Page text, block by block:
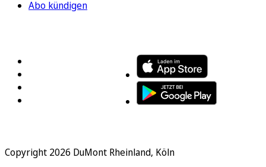
Abo kündigen
Copyright 2026 DuMont Rheinland, Köln